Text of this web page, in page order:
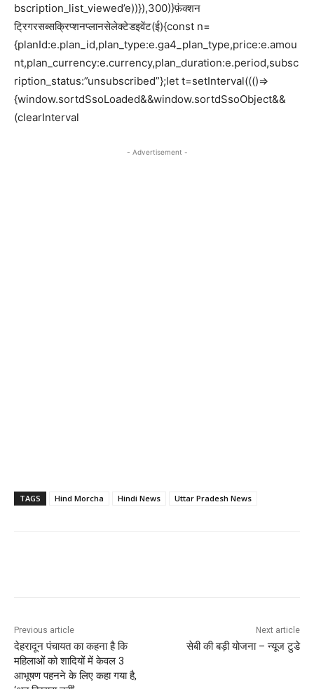
bscription_list_viewed’e))}),300)}फ़ंक्शन
ट्रिगरसब्सक्रिप्शनप्लानसेलेक्टेडइवेंट(ई){const n=
{planId:e.plan_id,plan_type:e.ga4_plan_type,price:e.amou
nt,plan_currency:e.currency,plan_duration:e.period,subsc
ription_status:”unsubscribed”};let t=setInterval((()=>
{window.sortdSsoLoaded&&window.sortdSsoObject&&
(clearInterval
- Advertisement -
TAGS Hind Morcha Hindi News Uttar Pradesh News
Previous article
देहरादून पंचायत का कहना है कि
महिलाओं को शादियों में केवल 3
आभूषण पहनने के लिए कहा गया है,
Next article
सेबी की बड़ी योजना – न्यूज टुडे